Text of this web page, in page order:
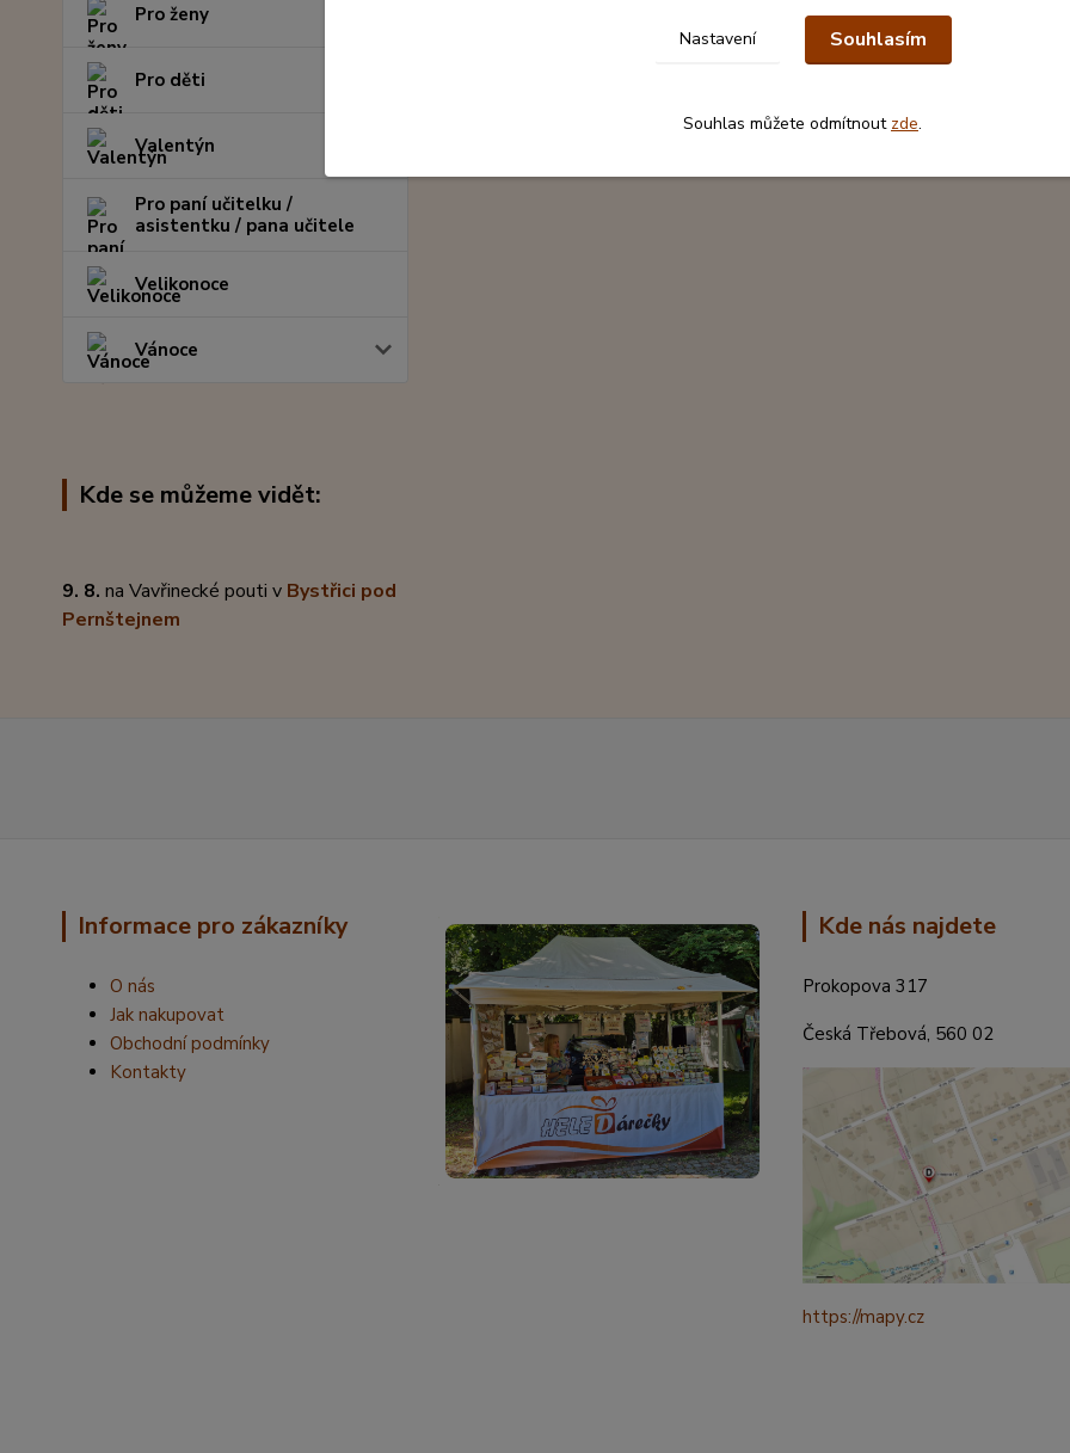
Pro ženy
Pro děti
Valentýn
Pro paní učitelku /
asistentku / pana učitele
Velikonoce
Vánoce
Kde se můžeme vidět:
9. 8. na Vavřinecké pouti v Bystřici pod
Pernštejnem
Informace pro zákazníky
O nás
Jak nakupovat
Obchodní podmínky
Kontakty
Kde nás najdete
Prokopova 317
Česká Třebová, 560 02
https://mapy.cz
Nastavení Souhlasím
Souhlas můžete odmítnout zde.